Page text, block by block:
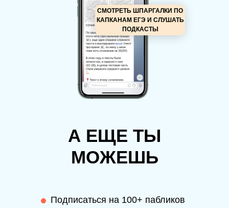
СМОТРЕТЬ ШПАРГАЛКИ ПО
КАПКАНАМ ЕГЭ И СЛУШАТЬ
ПОДКАСТЫ
Подписаться на 100+ пабликов
А ЕЩЕ ТЫ
МОЖЕШЬ